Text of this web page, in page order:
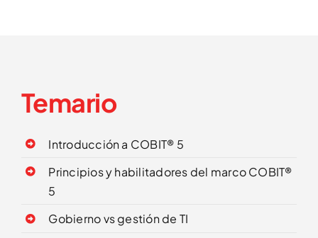
Temario
Introducción a COBIT® 5
Principios y habilitadores del marco COBIT®
5
Gobierno vs gestión de TI